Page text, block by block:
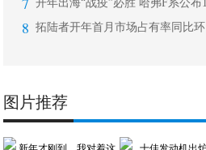
开年出海“战疫”必胜 哈弗F系公布1
8
图片推荐